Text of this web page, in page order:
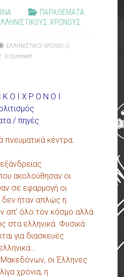
ΠΑΡΑΘΕΜΑΤΑ
ΧΡΟΝΟΥΣ
ΕΛΛΗΝΙΣΤΙΚΟΙ ΧΡΟΝΟΙ ///
0 Comment
Κ Ο Ι Χ Ρ Ο Ν Ο Ι
/ πηγές
πνευματικά κέντρα:
ακολούθησαν οι
σε εφαρμογή οι
δεν ήταν απλώς η
απ’ όλο τον κόσμο αλλά
στα ελληνικά. Φυσικά
για διασκευές
οι Έλληνες
χρόνια, η